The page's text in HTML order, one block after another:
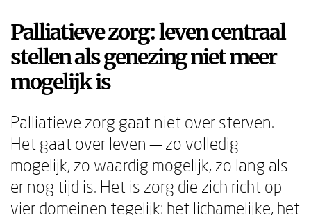
Palliatieve zorg: leven centraal
stellen als genezing niet meer
mogelijk is
Palliatieve zorg gaat niet over sterven.
Het gaat over leven — zo volledig
mogelijk, zo waardig mogelijk, zo lang als
er nog tijd is. Het is zorg die zich richt op
vier domeinen tegelijk: het lichamelijke, het